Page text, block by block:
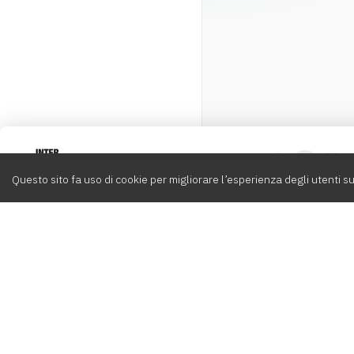
Questo sito fa uso di cookie per migliorare l’esperienza degli utenti